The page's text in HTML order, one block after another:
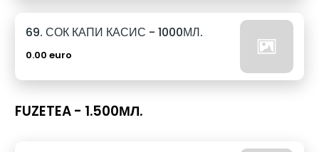
69. СОК КАПИ КАСИС - 1000МЛ.
0.00 euro
FUZETEA - 1.500МЛ.